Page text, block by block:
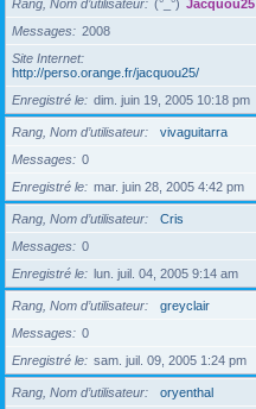
Rang, Nom d’utilisateur (°_°) Jacquou25
Messages
2008
Site Internet
http://perso.orange.fr/jacquou25/
Enregistré le
dim. juin 19, 2005 10:18 pm
Rang, Nom d’utilisateur
vivaguitarra
Messages
0
Enregistré le
mar. juin 28, 2005 4:42 pm
Rang, Nom d’utilisateur
Cris
Messages
0
Enregistré le
lun. juil. 04, 2005 9:14 am
Rang, Nom d’utilisateur
greyclair
Messages
0
Enregistré le
sam. juil. 09, 2005 1:24 pm
Rang, Nom d’utilisateur
oryenthal